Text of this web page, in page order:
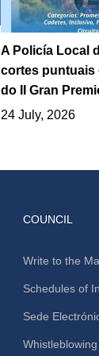
A Policía Local
cortes puntuais
do II Gran
24 July, 2026
COUNCIL
Write to the
Schedules of
Sede